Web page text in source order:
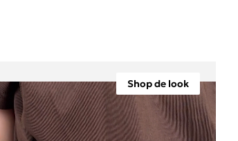
Shop de look